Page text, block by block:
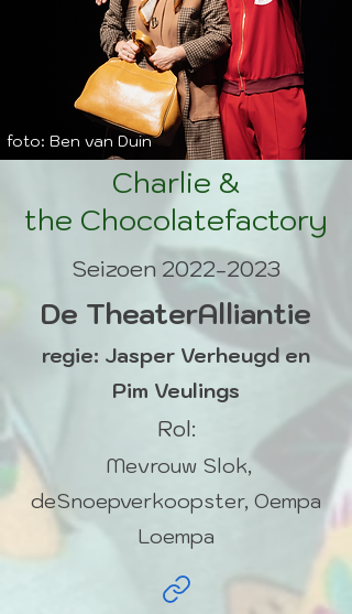
foto: Ben van Duin
Charlie &
the Chocolatefactory
Seizoen 2022-2023
De TheaterAlliantie
regie: Jasper Verheugd en
Pim Veulings
Rol:
Mevrouw Slok,
deSnoepverkoopster, Oempa
Loempa